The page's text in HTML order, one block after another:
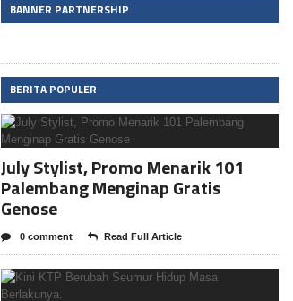
BANNER PARTNERSHIP
BERITA POPULER
July Stylist, Promo Menarik 101
Palembang Menginap Gratis
Genose
0 comment Read Full Article